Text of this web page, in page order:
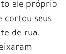
ele próprio
cortou seus
de rua,